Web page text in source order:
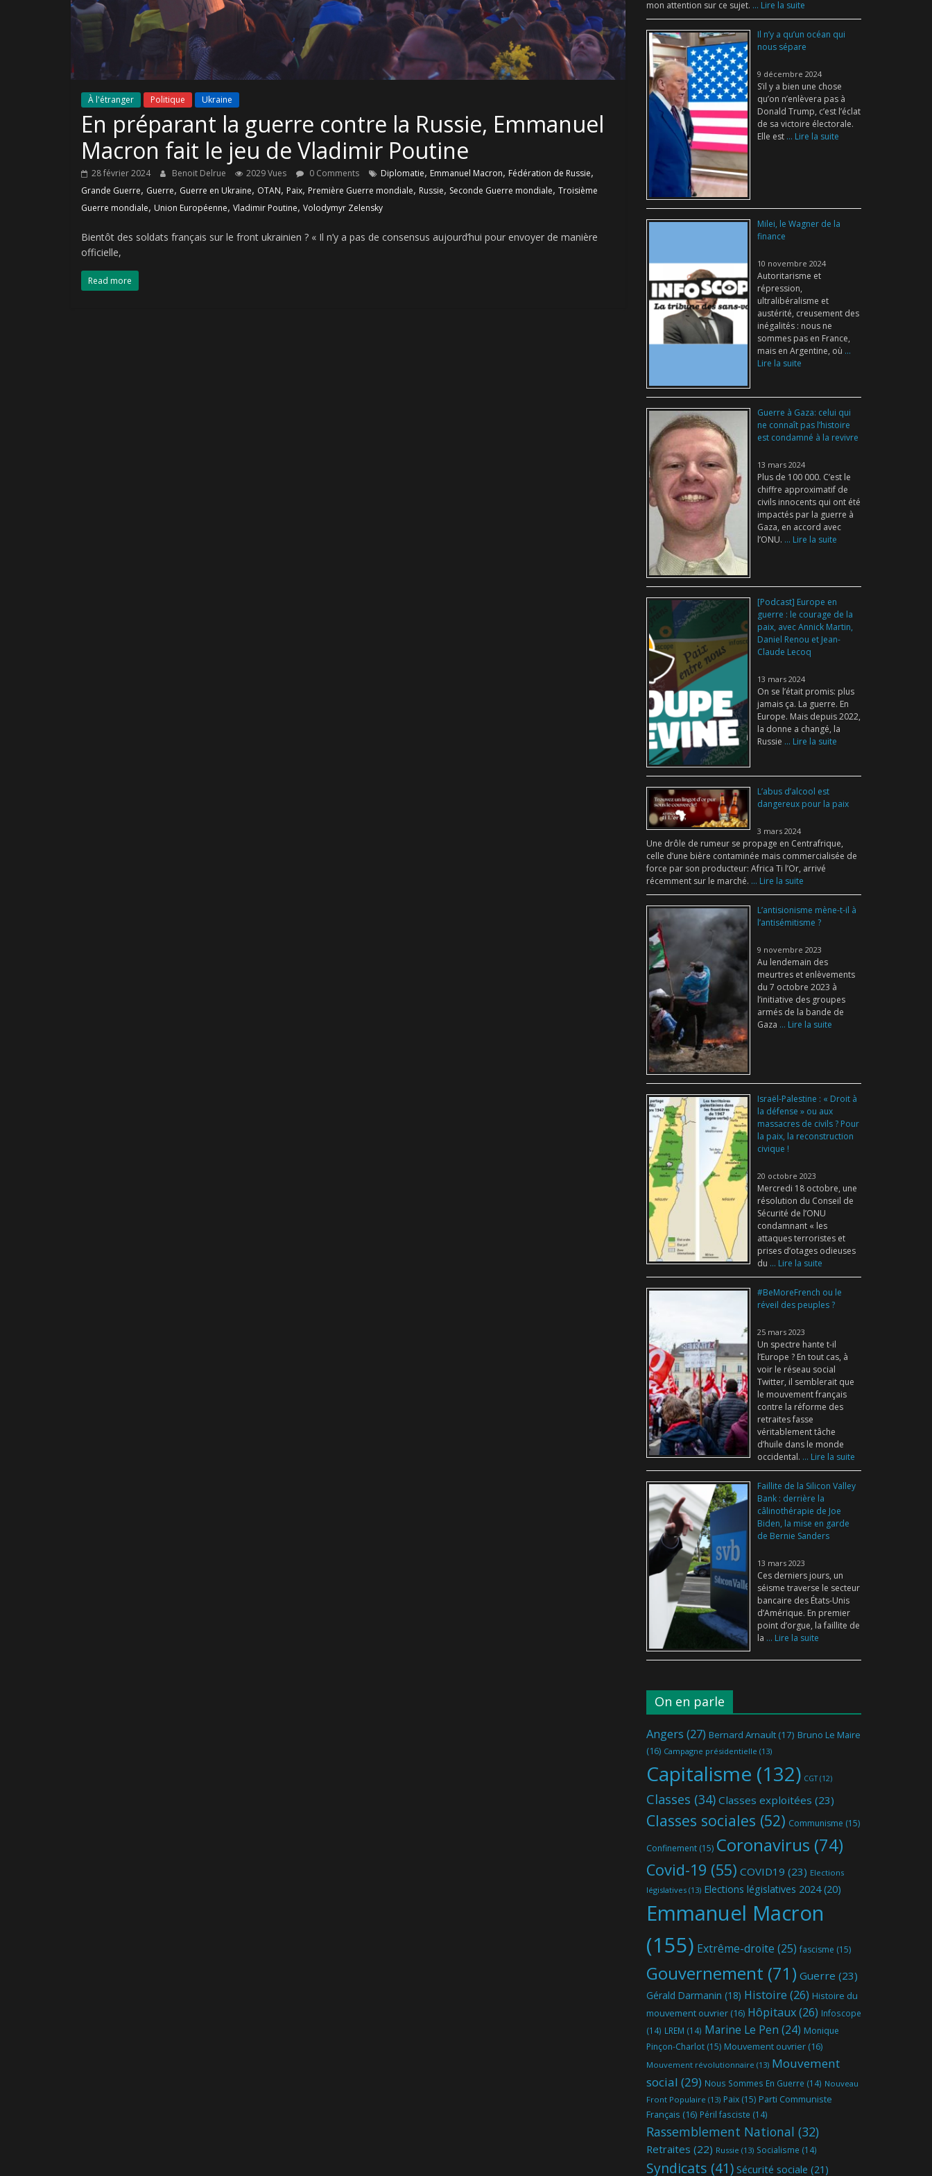
À l'étranger Politique Ukraine
En préparant la guerre contre la Russie, Emmanuel
Macron fait le jeu de Vladimir Poutine
28 février 2024 Benoit Delrue 2029 Vues 0 Comments Diplomatie, Emmanuel Macron, Fédération de Russie,
Grande Guerre, Guerre, Guerre en Ukraine, OTAN, Paix, Première Guerre mondiale, Russie, Seconde Guerre mondiale, Troisième
Guerre mondiale, Union Européenne, Vladimir Poutine, Volodymyr Zelensky
Bientôt des soldats français sur le front ukrainien ? « Il n’y a pas de consensus aujourd’hui pour envoyer de manière
officielle,
Read more
mon attention sur ce sujet. ... Lire la suite
Il n’y a qu’un océan qui
nous sépare
9 décembre 2024
S’il y a bien une chose
qu’on n’enlèvera pas à
Donald Trump, c’est l’éclat
de sa victoire électorale.
Elle est ... Lire la suite
Milei, le Wagner de la
finance
10 novembre 2024
Autoritarisme et
répression,
ultralibéralisme et
austérité, creusement des
inégalités : nous ne
sommes pas en France,
mais en Argentine, où ...
Lire la suite
Guerre à Gaza: celui qui
ne connaît pas l’histoire
est condamné à la revivre
13 mars 2024
Plus de 100 000. C’est le
chiffre approximatif de
civils innocents qui ont été
impactés par la guerre à
Gaza, en accord avec
l’ONU. ... Lire la suite
[Podcast] Europe en
guerre : le courage de la
paix, avec Annick Martin,
Daniel Renou et Jean-
Claude Lecoq
13 mars 2024
On se l’était promis: plus
jamais ça. La guerre. En
Europe. Mais depuis 2022,
la donne a changé, la
Russie ... Lire la suite
L’abus d’alcool est
dangereux pour la paix
3 mars 2024
Une drôle de rumeur se propage en Centrafrique,
celle d’une bière contaminée mais commercialisée de
force par son producteur: Africa Ti l’Or, arrivé
récemment sur le marché. ... Lire la suite
L’antisionisme mène-t-il à
l’antisémitisme ?
9 novembre 2023
Au lendemain des
meurtres et enlèvements
du 7 octobre 2023 à
l’initiative des groupes
armés de la bande de
Gaza ... Lire la suite
Israël-Palestine : « Droit à
la défense » ou aux
massacres de civils ? Pour
la paix, la reconstruction
civique !
20 octobre 2023
Mercredi 18 octobre, une
résolution du Conseil de
Sécurité de l’ONU
condamnant « les
attaques terroristes et
prises d’otages odieuses
du ... Lire la suite
#BeMoreFrench ou le
réveil des peuples ?
25 mars 2023
Un spectre hante t-il
l’Europe ? En tout cas, à
voir le réseau social
Twitter, il semblerait que
le mouvement français
contre la réforme des
retraites fasse
véritablement tâche
d’huile dans le monde
occidental. ... Lire la suite
Faillite de la Silicon Valley
Bank : derrière la
câlinothérapie de Joe
Biden, la mise en garde
de Bernie Sanders
13 mars 2023
Ces derniers jours, un
séisme traverse le secteur
bancaire des États-Unis
d’Amérique. En premier
point d’orgue, la faillite de
la ... Lire la suite
On en parle
Angers (27) Bernard Arnault (17) Bruno Le Maire
(16) Campagne présidentielle (13)
Capitalisme (132) CGT(12)
Classes (34) Classes exploitées (23)
Classes sociales (52) Communisme (15)
Confinement (15) Coronavirus (74)
Covid-19 (55) COVID19 (23) Elections
législatives (13) Elections législatives 2024(20)
Emmanuel Macron
(155) Extrême-droite (25) fascisme (15)
Gouvernement (71) Guerre (23)
Gérald Darmanin (18) Histoire (26) Histoire du
mouvement ouvrier (16) Hôpitaux(26) Infoscope
(14) LREM (14) Marine Le Pen (24) Monique
Pinçon-Charlot (15) Mouvement ouvrier (16)
Mouvement révolutionnaire (13) Mouvement
social (29) Nous Sommes En Guerre (14) Nouveau
Front Populaire (13) Paix (15) Parti Communiste
Français (16) Péril fasciste (14)
Rassemblement National (32)
Retraites (22) Russie (13) Socialisme (14)
Syndicats (41) Sécurité sociale (21)